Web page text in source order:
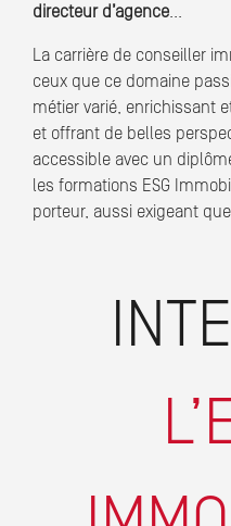
directeur d’agence...
La carrière de conseiller
ceux que ce domaine
métier varié, enrichissant
et offrant de belles
accessible avec un
les formations ESG
porteur, aussi exigeant